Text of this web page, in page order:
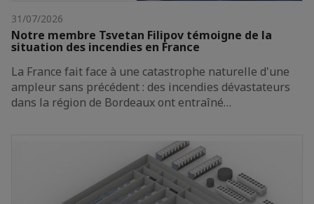
31/07/2026
Notre membre Tsvetan Filipov témoigne de la
situation des incendies en France
La France fait face à une catastrophe naturelle d'une
ampleur sans précédent : des incendies dévastateurs
dans la région de Bordeaux ont entraîné…